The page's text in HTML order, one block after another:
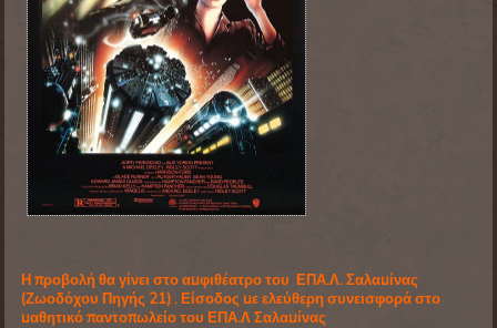
Η προβολή θα γίνει στο αμφιθέατρο του ΕΠΑ.Λ. Σαλαμίνας
(Ζωοδόχου Πηγής 21) . Είσοδος με ελεύθερη συνεισφορά στο
μαθητικό παντοπωλείο του ΕΠΑ.Λ Σαλαμίνας